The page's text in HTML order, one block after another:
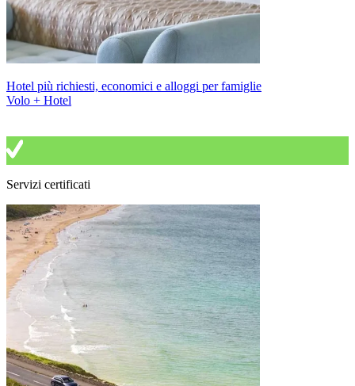
Hotel più richiesti, economici e alloggi per famiglie
Volo + Hotel
Servizi certificati